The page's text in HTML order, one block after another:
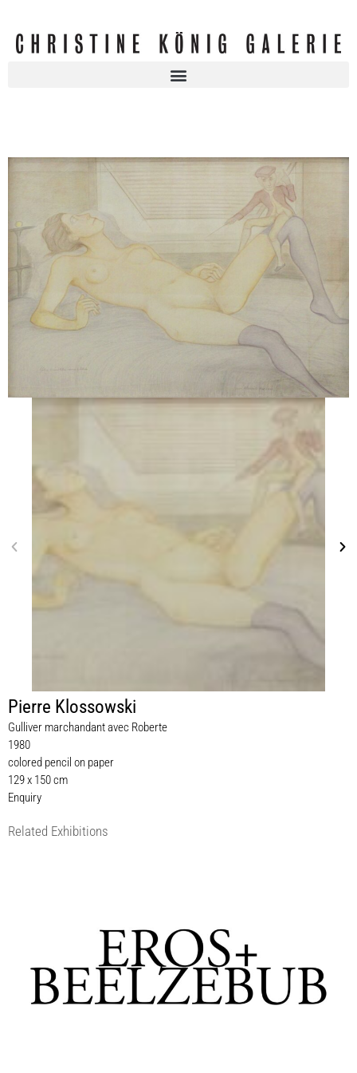
Pierre Klossowski
Gulliver marchandant avec Roberte
1980
colored pencil on paper
129 x 150 cm
Enquiry
Related Exhibitions